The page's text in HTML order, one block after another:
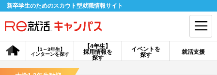
新卒学生のためのスカウト型就職情報サイト
【4年生】
採用情報を
探す
【1～3年生】
インターンを探す
イベントを
探す
就活支援
会員登録 ログイン